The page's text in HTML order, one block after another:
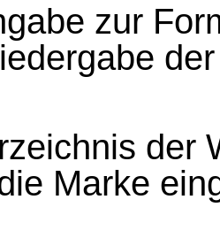
zur
der
Marke